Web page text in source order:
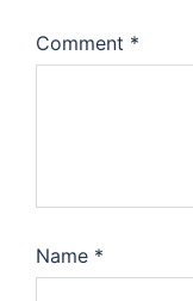
Comment *
Name *